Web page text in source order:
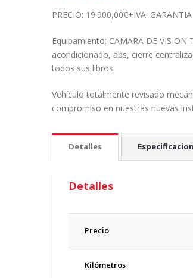
PRECIO: 1 9.900,00€+IVA.
Equipamiento: CAMARA DE VISION
acondicionado, abs, cierre
todos sus libros.
Vehículo totalmente revisado
compromiso en nuestras nuevas
Detalles
Detalles
Precio
Kilómetros